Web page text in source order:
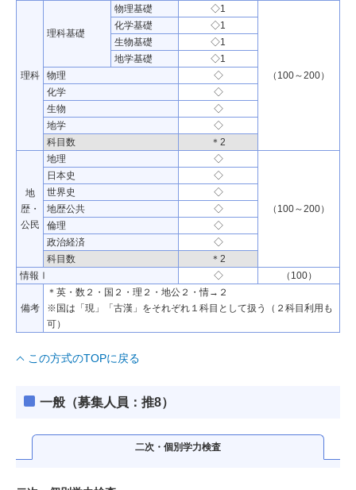
理科
理科基礎
物理基礎 ◇1
（100～200）
化学基礎
◇1
生物基礎
◇1
地学基礎
◇1
物理
◇
化学
◇
生物
◇
地学
◇
科目数
＊2
地
歴・
公民
地理 ◇
（100～200）
日本史
◇
世界史
◇
地歴公共
◇
倫理
◇
政治経済
◇
科目数
＊2
情報Ⅰ
◇ （100）
備考
＊英・数２・国２・理２・地公２・情→２
※国は「現」「古漢」をそれぞれ１科目として扱う（２科目利用も
可）
この方式のTOPに戻る
一般（募集人員：推8）
二次・個別学力検査